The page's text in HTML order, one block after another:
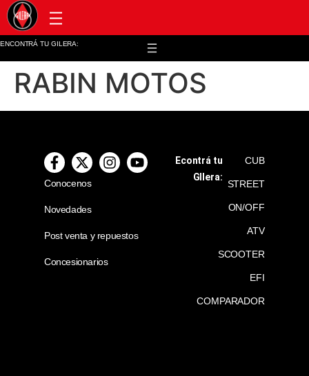
ENCONTRÁ TU GILERA:
RABIN MOTOS
Conocenos
Novedades
Post venta y repuestos
Concesionarios
Econtrá tu
GIlera:
CUB
STREET
ON/OFF
ATV
SCOOTER
EFI
COMPARADOR